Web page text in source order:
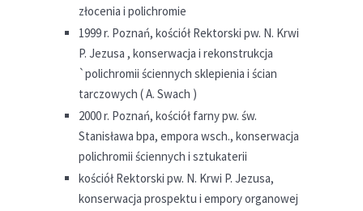
złocenia i polichromie
1999 r. Poznań, kościół Rektorski pw. N. Krwi
P. Jezusa , konserwacja i rekonstrukcja
`polichromii ściennych sklepienia i ścian
tarczowych ( A. Swach )
2000 r. Poznań, kościół farny pw. św.
Stanisława bpa, empora wsch., konserwacja
polichromii ściennych i sztukaterii
kościół Rektorski pw. N. Krwi P. Jezusa,
konserwacja prospektu i empory organowej